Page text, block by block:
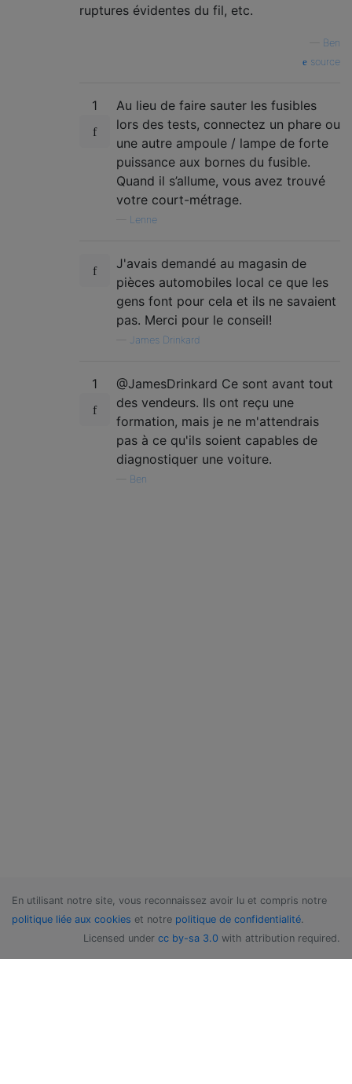
ruptures évidentes du fil, etc.
Ben
source
1
Au lieu de faire sauter les fusibles
lors des tests, connectez un phare ou
une autre ampoule / lampe de forte
puissance aux bornes du fusible.
Quand il s’allume, vous avez trouvé
votre court-métrage.
Lenne
J'avais demandé au magasin de
pièces automobiles local ce que les
gens font pour cela et ils ne savaient
pas. Merci pour le conseil!
James Drinkard
1
@JamesDrinkard Ce sont avant tout
des vendeurs. Ils ont reçu une
formation, mais je ne m'attendrais
pas à ce qu'ils soient capables de
diagnostiquer une voiture.
Ben
En utilisant notre site, vous reconnaissez avoir lu et compris notre
politique liée aux cookies et notre politique de confidentialité.
Licensed under cc by-sa 3.0 with attribution required.